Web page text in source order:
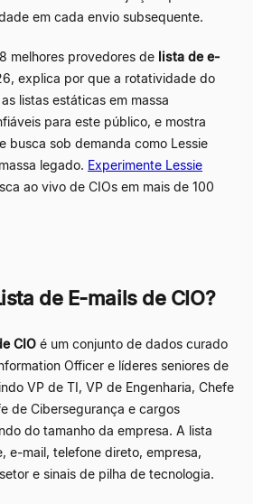
em cada envio subsequente.
melhores provedores de lista de e-
explica por que a rotatividade do
listas estáticas em massa
para este público, e mostra
busca sob demanda como Lessie
legado. Experimente Lessie
ao vivo de CIOs em mais de 100
de E-mails de CIO?
CIO é um conjunto de dados curado
Officer e líderes seniores de
VP de TI, VP de Engenharia, Chefe
de Cibersegurança e cargos
do tamanho da empresa. A lista
e-mail, telefone direto, empresa,
e sinais de pilha de tecnologia.